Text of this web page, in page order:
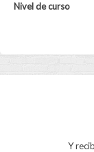
Nivel de curso
Y